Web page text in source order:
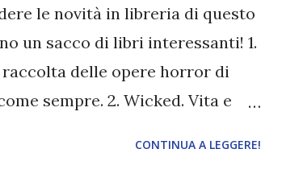
buia. Il destino del buon nome
l'unica, esile, possibilità di
capacità del ragazzo di
le novità in libreria di questo
un sacco di libri interessanti! 1.
delle opere horror di
sempre. 2. Wicked. Vita e
CONTINUA A LEGGERE!